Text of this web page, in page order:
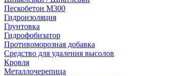
Пескобетон М300
Гидроизоляция
Грунтовка
Гидрофобизатор
Противоморозная добавка
Средство для удаления высолов
Кровля
Металлочерепица